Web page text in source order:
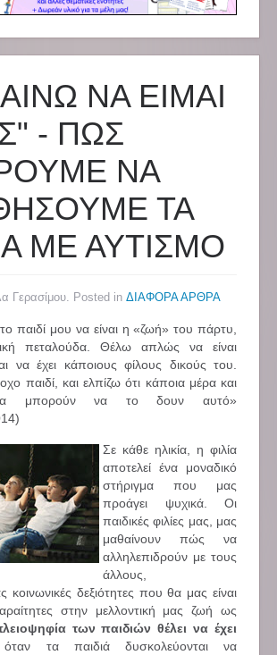
ΝΑ ΕΙΜΑΙ
- ΠΩΣ
ΝΑ
ΤΑ
ΜΕ ΑΥΤΙΣΜΟ
Γερασίμου. Posted in ΔΙΑΦΟΡΑ ΑΡΘΡΑ
παιδί μου να είναι η «ζωή» του πάρτυ,
πεταλούδα. Θέλω απλώς να είναι
να έχει κάποιους φίλους δικούς του.
παιδί, και ελπίζω ότι κάποια μέρα και
μπορούν να το δουν αυτό»
Σε κάθε ηλικία, η φιλία
αποτελεί ένα μοναδικό
στήριγμα που μας
προάγει ψυχικά. Οι
παιδικές φιλίες μας, μας
μαθαίνουν πώς να
αλληλεπιδρούν με τους
άλλους,
κοινωνικές δεξιότητες που θα μας είναι
στην μελλοντική μας ζωή ως
των παιδιών θέλει να έχει
τα παιδιά δυσκολεύονται να